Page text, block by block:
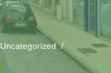
Uncategorized